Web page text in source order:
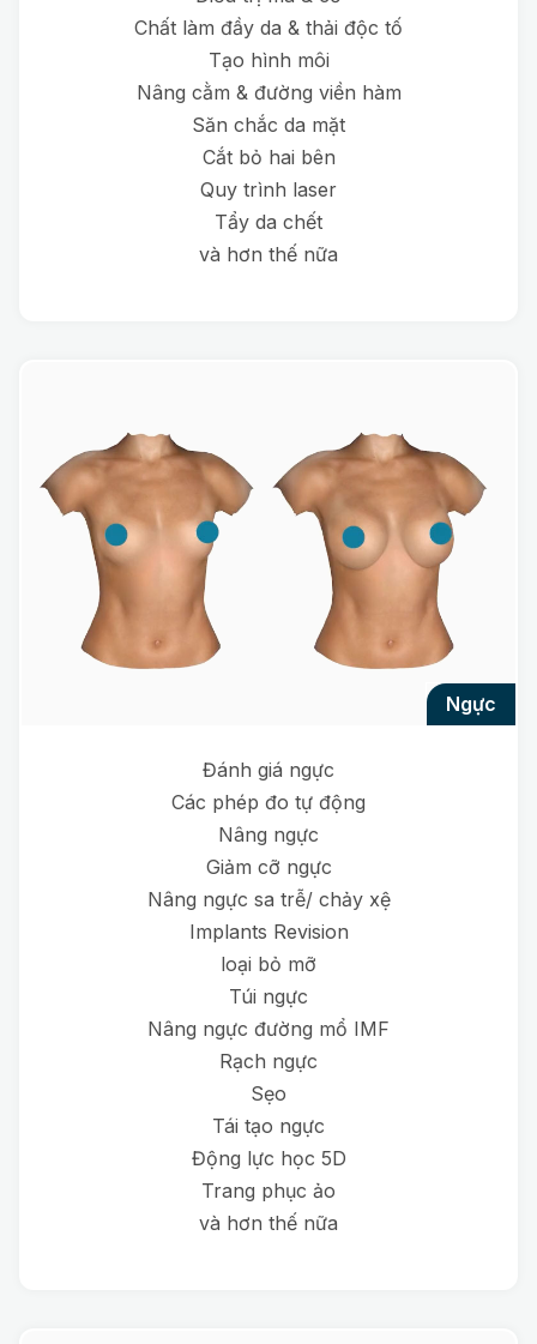
Chất làm đầy da & thải độc tố
Tạo hình môi
Nâng cằm & đường viền hàm
Săn chắc da mặt
Cắt bỏ hai bên
Quy trình laser
Tẩy da chết
và hơn thế nữa
ngực
Đánh giá ngực
Các phép đo tự động
Nâng ngực
Giảm cỡ ngực
Nâng ngực sa trễ/ chảy xệ
Implants Revision
loại bỏ mỡ
Túi ngực
Nâng ngực đường mổ IMF
Rạch ngực
Sẹo
Tái tạo ngực
Động lực học 5D
Trang phục ảo
và hơn thế nữa